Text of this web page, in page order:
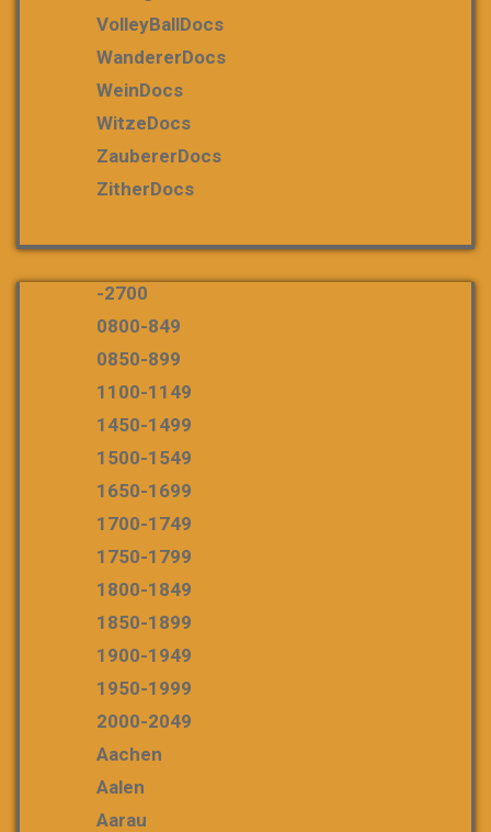
VolleyBallDocs
WandererDocs
WeinDocs
WitzeDocs
ZaubererDocs
ZitherDocs
-2700
0800-849
0850-899
1100-1149
1450-1499
1500-1549
1650-1699
1700-1749
1750-1799
1800-1849
1850-1899
1900-1949
1950-1999
2000-2049
Aachen
Aalen
Aarau